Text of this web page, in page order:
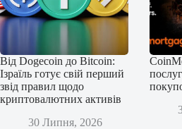
Від Dogecoin до Bitcoin:
Ізраїль готує свій перший
звід правил щодо
криптовалютних активів
30 Липня, 2026